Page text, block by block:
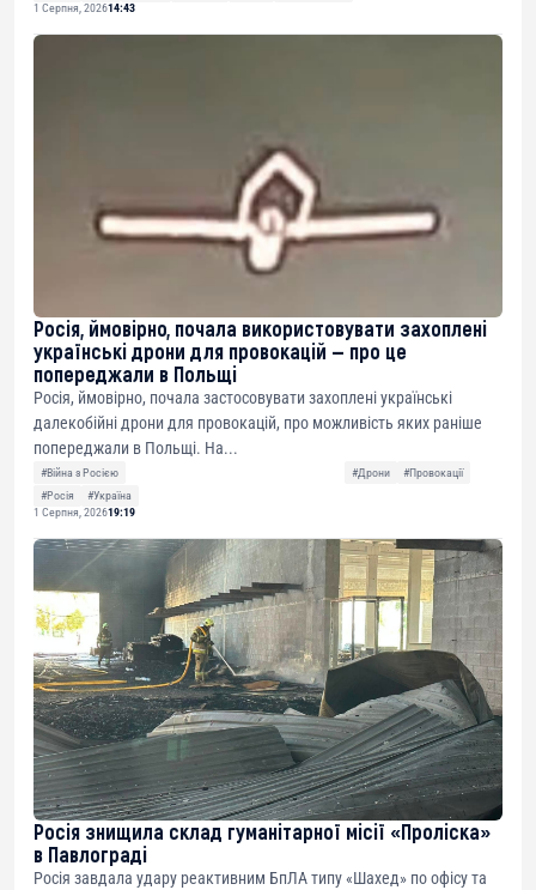
1 Серпня, 202614:43
Росія, ймовірно, почала використовувати захоплені
українські дрони для провокацій — про це
попереджали в Польщі
Росія, ймовірно, почала застосовувати захоплені українські
далекобійні дрони для провокацій, про можливість яких раніше
попереджали в Польщі. На...
#Війна з Росією #Дрони
#Провокації
#Росія
#Україна
1 Серпня, 202619:19
Росія знищила склад гуманітарної місії «Проліска»
в Павлограді
Росія завдала удару реактивним БпЛА типу «Шахед» по офісу та